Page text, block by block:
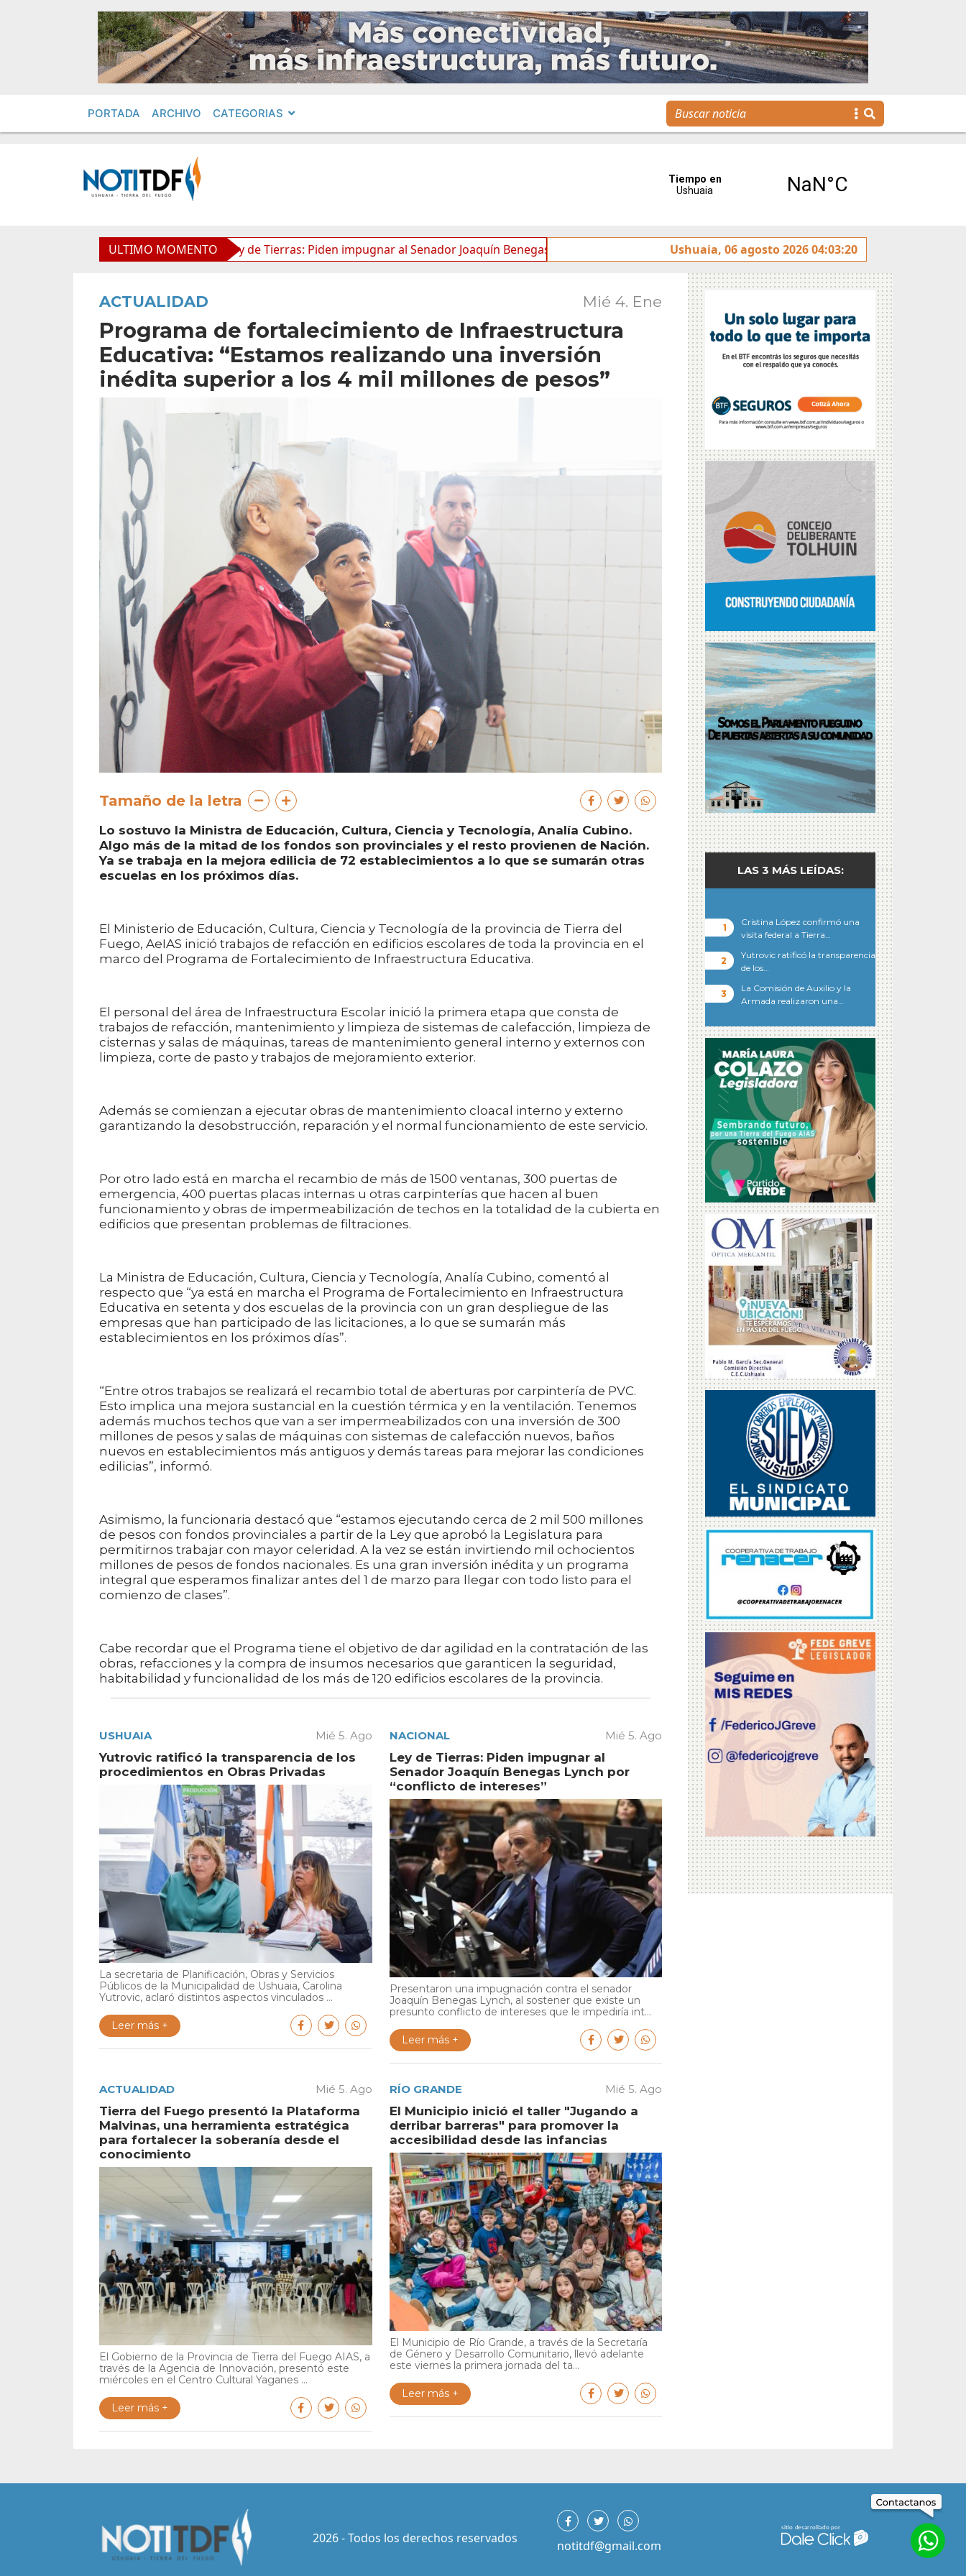
PORTADA ARCHIVO CATEGORIAS
ULTIMO MOMENTO
en Obras Privadas Ley de Tierras: Piden impugnar al Senador Joaquín Benegas Lynch por “conflicto de intereses” Tierra del Fuego presentó la Plataforma
Ushuaia, 06 agosto 2026 04:03:20
ACTUALIDAD Mié 4. Ene
Programa de fortalecimiento de Infraestructura
Educativa: “Estamos realizando una inversión
inédita superior a los 4 mil millones de pesos”
Tamaño de la letra
Lo sostuvo la Ministra de Educación, Cultura, Ciencia y Tecnología, Analía Cubino.
Algo más de la mitad de los fondos son provinciales y el resto provienen de Nación.
Ya se trabaja en la mejora edilicia de 72 establecimientos a lo que se sumarán otras
escuelas en los próximos días.
El Ministerio de Educación, Cultura, Ciencia y Tecnología de la provincia de Tierra del
Fuego, AeIAS inició trabajos de refacción en edificios escolares de toda la provincia en el
marco del Programa de Fortalecimiento de Infraestructura Educativa.
El personal del área de Infraestructura Escolar inició la primera etapa que consta de
trabajos de refacción, mantenimiento y limpieza de sistemas de calefacción, limpieza de
cisternas y salas de máquinas, tareas de mantenimiento general interno y externos con
limpieza, corte de pasto y trabajos de mejoramiento exterior.
Además se comienzan a ejecutar obras de mantenimiento cloacal interno y externo
garantizando la desobstrucción, reparación y el normal funcionamiento de este servicio.
Por otro lado está en marcha el recambio de más de 1500 ventanas, 300 puertas de
emergencia, 400 puertas placas internas u otras carpinterías que hacen al buen
funcionamiento y obras de impermeabilización de techos en la totalidad de la cubierta en
edificios que presentan problemas de filtraciones.
La Ministra de Educación, Cultura, Ciencia y Tecnología, Analía Cubino, comentó al
respecto que “ya está en marcha el Programa de Fortalecimiento en Infraestructura
Educativa en setenta y dos escuelas de la provincia con un gran despliegue de las
empresas que han participado de las licitaciones, a lo que se sumarán más
establecimientos en los próximos días”.
“Entre otros trabajos se realizará el recambio total de aberturas por carpintería de PVC.
Esto implica una mejora sustancial en la cuestión térmica y en la ventilación. Tenemos
además muchos techos que van a ser impermeabilizados con una inversión de 300
millones de pesos y salas de máquinas con sistemas de calefacción nuevos, baños
nuevos en establecimientos más antiguos y demás tareas para mejorar las condiciones
edilicias”, informó.
Asimismo, la funcionaria destacó que “estamos ejecutando cerca de 2 mil 500 millones
de pesos con fondos provinciales a partir de la Ley que aprobó la Legislatura para
permitirnos trabajar con mayor celeridad. A la vez se están invirtiendo mil ochocientos
millones de pesos de fondos nacionales. Es una gran inversión inédita y un programa
integral que esperamos finalizar antes del 1 de marzo para llegar con todo listo para el
comienzo de clases”.
Cabe recordar que el Programa tiene el objetivo de dar agilidad en la contratación de las
obras, refacciones y la compra de insumos necesarios que garanticen la seguridad,
habitabilidad y funcionalidad de los más de 120 edificios escolares de la provincia.
USHUAIA Mié 5. Ago
Yutrovic ratificó la transparencia de los
procedimientos en Obras Privadas
La secretaria de Planificación, Obras y Servicios
Públicos de la Municipalidad de Ushuaia, Carolina
Yutrovic, aclaró distintos aspectos vinculados ...
Leer más +
NACIONAL Mié 5. Ago
Ley de Tierras: Piden impugnar al
Senador Joaquín Benegas Lynch por
“conflicto de intereses”
Presentaron una impugnación contra el senador
Joaquín Benegas Lynch, al sostener que existe un
presunto conflicto de intereses que le impediría int...
Leer más +
ACTUALIDAD Mié 5. Ago
Tierra del Fuego presentó la Plataforma
Malvinas, una herramienta estratégica
para fortalecer la soberanía desde el
conocimiento
El Gobierno de la Provincia de Tierra del Fuego AIAS, a
través de la Agencia de Innovación, presentó este
miércoles en el Centro Cultural Yaganes ...
Leer más +
RÍO GRANDE Mié 5. Ago
El Municipio inició el taller "Jugando a
derribar barreras" para promover la
accesibilidad desde las infancias
El Municipio de Río Grande, a través de la Secretaría
de Género y Desarrollo Comunitario, llevó adelante
este viernes la primera jornada del ta...
Leer más +
LAS 3 MÁS LEÍDAS:
Cristina López confirmó una
visita federal a Tierra…
Yutrovic ratificó la transparencia
de los…
La Comisión de Auxilio y la
Armada realizaron una…
2026 - Todos los derechos reservados notitdf@gmail.com